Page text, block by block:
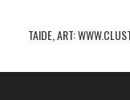
TAIDE, ART: